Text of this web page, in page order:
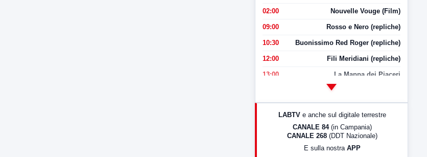
02:00 Nouvelle Vouge (Film)
09:00 Rosso e Nero (repliche)
10:30 Buonissimo Red Roger (repliche)
12:00 Fili Meridiani (repliche)
13:00 La Mappa dei Piaceri
LabNews (Diretta)
LABTV e anche sul digitale terrestre
CANALE 84 (in Campania)
CANALE 268 (DDT Nazionale)
E sulla nostra APP